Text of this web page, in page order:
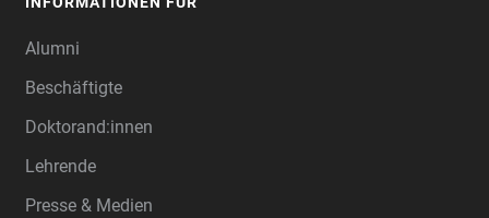
Alumni
Beschäftigte
Doktorand:innen
Lehrende
Presse & Medien